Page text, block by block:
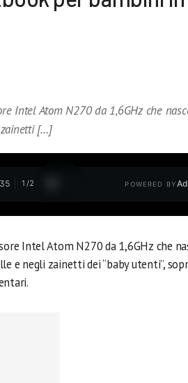
Intel Atom N270 da 1,6GHz che
[…]
1 /2 POWERED BYAd
Intel Atom N270 da 1,6GHz che
e negli zainetti dei “baby utenti”,